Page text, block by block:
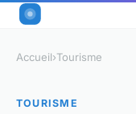
Accueil›Tourisme
TOURISME